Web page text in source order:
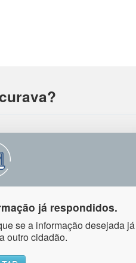
já respondidos.
se a informação desejada
outro cidadão.